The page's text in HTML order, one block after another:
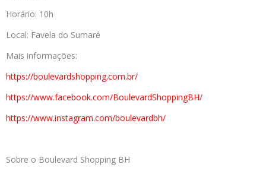
Horário: 10h
Local: Favela do Sumaré
Mais informações:
https://boulevardshopping.com.br/
https://www.facebook.com/BoulevardShoppingBH/
https://www.instagram.com/boulevardbh/
Sobre o Boulevard Shopping BH